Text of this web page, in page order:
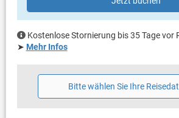
Kostenlose Stornierung bis 35 Tage vor
➤ Mehr Infos
Bitte wählen Sie Ihre